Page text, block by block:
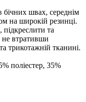
швах, середнім
на широкій резинці.
та
не втративши
трикотажній тканині.
поліестер, 35%